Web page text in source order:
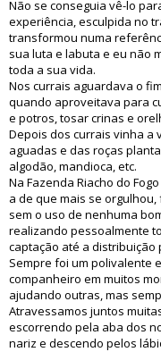
Não se conseguia vê-lo
experiência, esculpida no
transformou numa
sua luta e labuta e eu não
toda a sua vida.
Nos currais aguardava o
quando aproveitava para
e potros, tosar crinas e
Depois dos currais vinha a
aguadas e das roças
algodão, mandioca, etc.
Na Fazenda Riacho do
a de que mais se
sem o uso de nenhuma
realizando pessoalmente
captação até a distribuição
Sempre foi um polivalente
companheiro em muitos
ajudando outras, mas
Atravessamos juntos
escorrendo pela aba dos
nariz e descendo pelos